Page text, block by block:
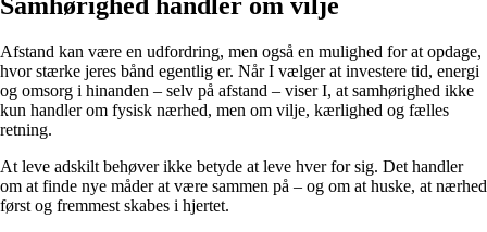
Samhørighed handler om vilje
Afstand kan være en udfordring, men også en mulighed for at opdage,
hvor stærke jeres bånd egentlig er. Når I vælger at investere tid, energi
og omsorg i hinanden – selv på afstand – viser I, at samhørighed ikke
kun handler om fysisk nærhed, men om vilje, kærlighed og fælles
retning.
At leve adskilt behøver ikke betyde at leve hver for sig. Det handler
om at finde nye måder at være sammen på – og om at huske, at nærhed
først og fremmest skabes i hjertet.